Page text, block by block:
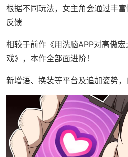
根据不同玩法，女主角会通过丰
反馈
相较于前作《用洗脑APP对高傲
戏》，本作全部面进阶！
新增语、换装等平台及追加姿势